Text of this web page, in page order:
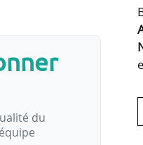
à l’IGEDD (MIGT
du